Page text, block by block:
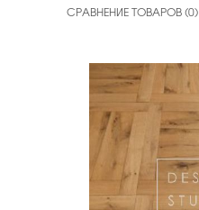
СРАВНЕНИЕ ТОВАРОВ (0)